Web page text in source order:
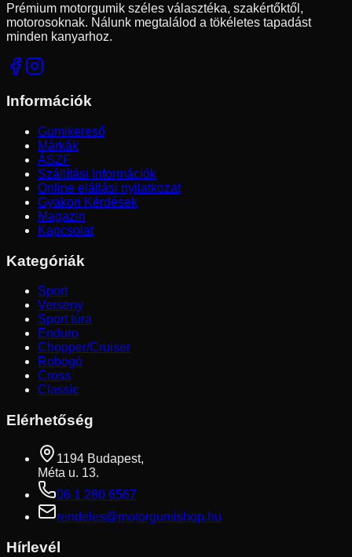
Prémium motorgumik széles választéka, szakértőktől,
motorosoknak. Nálunk megtalálod a tökéletes tapadást
minden kanyarhoz.
Információk
Gumikereső
Márkák
ÁSZF
Szállítási Információk
Online elállási nyilatkozat
Gyakori Kérdések
Magazin
Kapcsolat
Kategóriák
Sport
Verseny
Sport túra
Enduro
Chopper/Cruiser
Robogó
Cross
Classic
Elérhetőség
1194 Budapest,
Méta u. 13.
06 1 280 6567
rendeles@motorgumishop.hu
Hírlevél